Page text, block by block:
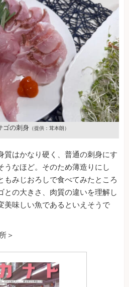
ゴの刺身 （提供：茸本朗）
質はかなり硬く、普通の刺身にす
うなほど。そのため薄造りにし
もみじおろしで食べてみたところ
との大きさ、肉質の違いを理解し
美味しい魚であるといえそうで
＞